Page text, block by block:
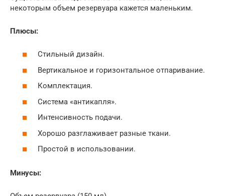
некоторым объем резервуара кажется маленьким.
Плюсы:
Стильный дизайн.
Вертикальное и горизонтальное отпаривание.
Комплектация.
Система «антикапля».
Интенсивность подачи.
Хорошо разглаживает разные ткани.
Простой в использовании.
Минусы: